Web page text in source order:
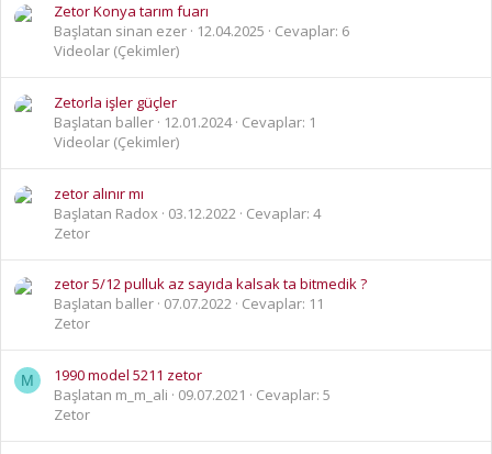
Zetor Konya tarım fuarı
Başlatan sinan ezer
12.04.2025
Cevaplar: 6
Videolar (Çekimler)
Zetorla işler güçler
Başlatan baller
12.01.2024 Cevaplar: 1
Videolar (Çekimler)
zetor alınır mı
Başlatan Radox
03.12.2022
Cevaplar: 4
Zetor
zetor 5/12 pulluk az sayıda kalsak ta bitmedik ?
Başlatan baller 07.07.2022 Cevaplar: 11
Zetor
M
1990 model 5211 zetor
Başlatan m_m_ali
09.07.2021
Cevaplar: 5
Zetor